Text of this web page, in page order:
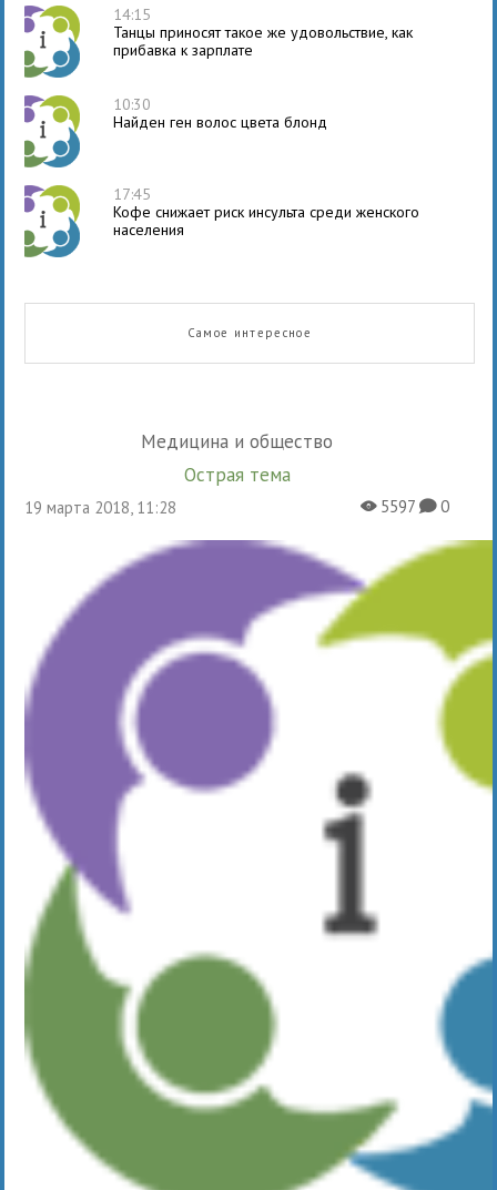
14:15
Танцы приносят такое же удовольствие, как
прибавка к зарплате
10:30
Найден ген волос цвета блонд
17:45
Кофе снижает риск инсульта среди женского
населения
Самое интересное
Медицина и общество
Острая тема
19 марта 2018, 11:28 X5597K0